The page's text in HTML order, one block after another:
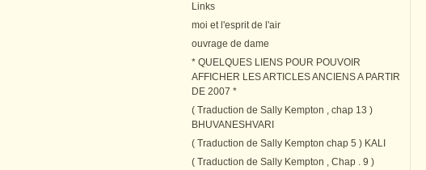
Links
moi et l'esprit de l'air
ouvrage de dame
* QUELQUES LIENS POUR POUVOIR
AFFICHER LES ARTICLES ANCIENS A PARTIR
DE 2007 *
( Traduction de Sally Kempton , chap 13 )
BHUVANESHVARI
( Traduction de Sally Kempton chap 5 ) KALI
( Traduction de Sally Kempton , Chap . 9 )